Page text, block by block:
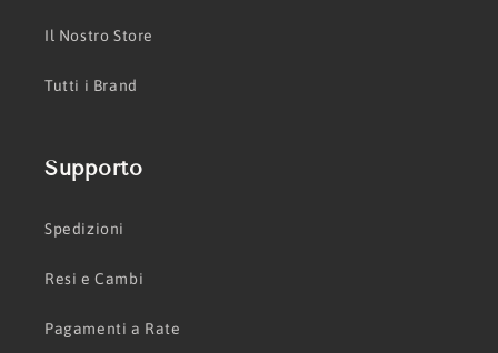
Il Nostro Store
Tutti i Brand
Supporto
Spedizioni
Resi e Cambi
Pagamenti a Rate